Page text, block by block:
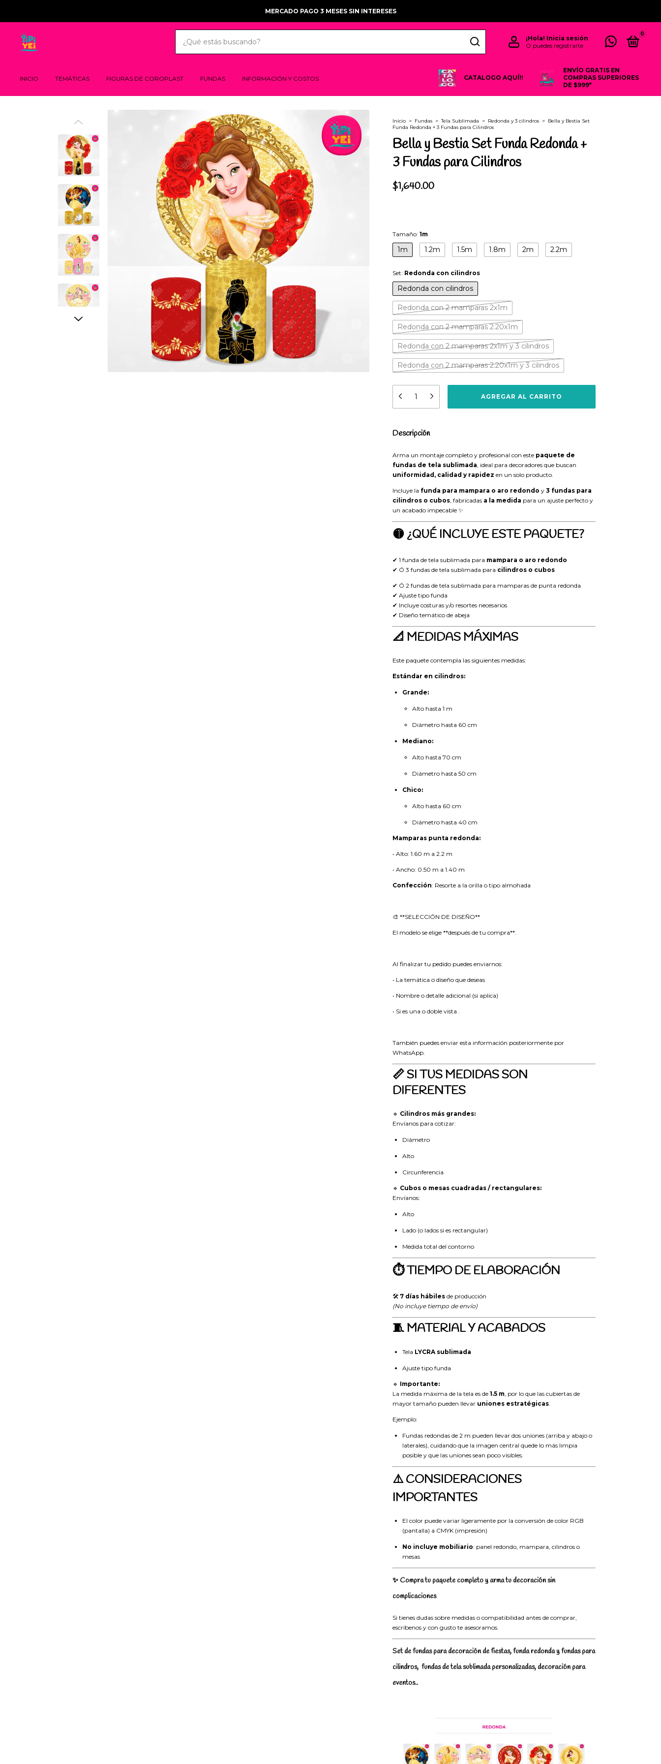
MERCADO PAGO 3 MESES SIN INTERESES
¡Hola! Inicia sesión
O puedes registrarte
0
INICIO TEMÁTICAS FIGURAS DE COROPLAST FUNDAS INFORMACIÓN Y COSTOS CATALOGO AQUÍ!!
ENVÍO GRATIS EN
COMPRAS SUPERIORES
DE $999*
Inicio > Fundas > Tela Sublimada > Redonda y 3 cilindros > Bella y Bestia Set
Funda Redonda + 3 Fundas para Cilindros
Bella y Bestia Set Funda Redonda +
3 Fundas para Cilindros
$1,640.00
Tamaño: 1m
1m 1.2m 1.5m 1.8m 2m 2.2m
Set: Redonda con cilindros
Redonda con cilindros
Redonda con 2 mamparas 2x1m
Redonda con 2 mamparas 2.20x1m
Redonda con 2 mamparas 2x1m y 3 cilindros
Redonda con 2 mamparas 2.20x1m y 3 cilindros
Descripción
Arma un montaje completo y profesional con este paquete de
fundas de tela sublimada, ideal para decoradores que buscan
uniformidad, calidad y rapidez en un solo producto.
Incluye la funda para mampara o aro redondo y 3 fundas para
cilindros o cubos, fabricadas a la medida para un ajuste perfecto y
un acabado impecable ✨
🟡 ¿QUÉ INCLUYE ESTE PAQUETE?
✔ 1 funda de tela sublimada para mampara o aro redondo
✔ Ó 3 fundas de tela sublimada para cilindros o cubos
✔ Ó 2 fundas de tela sublimada para mamparas de punta redonda
✔ Ajuste tipo funda
✔ Incluye costuras y/o resortes necesarios
✔ Diseño temático de abeja
📐 MEDIDAS MÁXIMAS
Este paquete contempla las siguientes medidas:
Estándar en cilindros:
Grande:
Alto hasta 1 m
Diámetro hasta 60 cm
Mediano:
Alto hasta 70 cm
Diámetro hasta 50 cm
Chico:
Alto hasta 60 cm
Diámetro hasta 40 cm
Mamparas punta redonda:
• Alto: 1.60 m a 2.2 m
• Ancho: 0.50 m a 1.40 m
Confección: Resorte a la orilla o tipo almohada
🎨 **SELECCIÓN DE DISEÑO**
El modelo se elige **después de tu compra**.
Al finalizar tu pedido puedes enviarnos:
• La temática o diseño que deseas
• Nombre o detalle adicional (si aplica)
• Si es una o doble vista .
También puedes enviar esta información posteriormente por
WhatsApp.
📏 SI TUS MEDIDAS SON
DIFERENTES
🔹 Cilindros más grandes:
Envíanos para cotizar:
Diámetro
Alto
Circunferencia
🔹 Cubos o mesas cuadradas / rectangulares:
Envíanos:
Alto
Lado (o lados si es rectangular)
Medida total del contorno
⏱ TIEMPO DE ELABORACIÓN
🛠 7 días hábiles de producción
(No incluye tiempo de envío)
🧵 MATERIAL Y ACABADOS
Tela LYCRA sublimada
Ajuste tipo funda
🔹 Importante:
La medida máxima de la tela es de 1.5 m , por lo que las cubiertas de
mayor tamaño pueden llevar uniones estratégicas
Ejemplo:
Fundas redondas de 2 m pueden llevar dos uniones (arriba y abajo o
laterales), cuidando que la imagen central quede lo más limpia
posible y que las uniones sean poco visibles.
⚠️ CONSIDERACIONES
IMPORTANTES
El color puede variar ligeramente por la conversión de color RGB
(pantalla) a CMYK (impresión)
No incluye mobiliario: panel redondo, mampara, cilindros o
mesas
✨ Compra tu paquete completo y arma tu decoración sin
complicaciones
Si tienes dudas sobre medidas o compatibilidad antes de comprar,
escríbenos y con gusto te asesoramos.
Set de fundas para decoración de fiestas, funda redonda y fundas para
cilindros, fundas de tela sublimada personalizadas, decoración para
eventos..